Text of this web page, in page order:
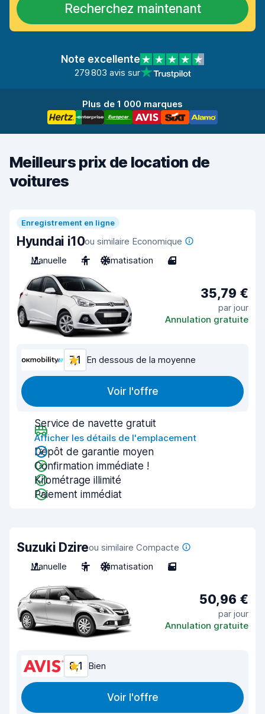
Recherchez maintenant
Note excellente
279 803 avis sur
Plus de 1 000 marques
Meilleurs prix de location de
voitures
Enregistrement en ligne
Hyundai i10ou similaire Economique
Manuelle
4 Climatisation 4
35,79 €
par jour
Annulation gratuite
7,1 En dessous de la moyenne
Voir l'offre
Service de navette gratuit
Afficher les détails de l'emplacement
Dépôt de garantie moyen
Confirmation immédiate !
Kilométrage illimité
Paiement immédiat
Suzuki Dzireou similaire Compacte
Manuelle
5 Climatisation 5
50,96 €
par jour
Annulation gratuite
8,1 Bien
Voir l'offre